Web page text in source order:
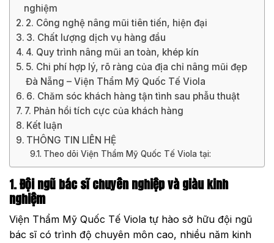
nghiệm
2. Công nghệ nâng mũi tiên tiến, hiện đại
3. Chất lượng dịch vụ hàng đầu
4. Quy trình nâng mũi an toàn, khép kín
5. Chi phí hợp lý, rõ ràng của địa chỉ nâng mũi đẹp
Đà Nẵng – Viện Thẩm Mỹ Quốc Tế Viola
6. Chăm sóc khách hàng tận tình sau phẫu thuật
7. Phản hồi tích cực của khách hàng
Kết luận
THÔNG TIN LIÊN HỆ
Theo dõi Viện Thẩm Mỹ Quốc Tế Viola tại:
1. Đội ngũ bác sĩ chuyên nghiệp và giàu kinh
nghiệm
Viện Thẩm Mỹ Quốc Tế Viola tự hào sở hữu đội ngũ
bác sĩ có trình độ chuyên môn cao, nhiều năm kinh